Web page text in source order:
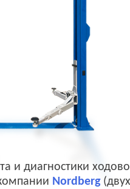
и диагностики
Nordberg